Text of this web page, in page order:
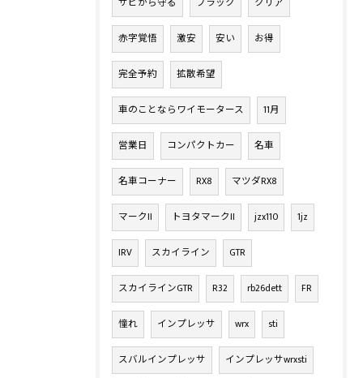
赤字覚悟 激安 安い お得
完全予約 拡散希望
車のことならワイモータース 11月
営業日 コンパクトカー 名車
名車コーナー RX8 マツダRX8
マークII トヨタマークII jzx110 1jz
IRV スカイライン GTR
スカイラインGTR R32 rb26dett FR
憧れ インプレッサ wrx sti
スバルインプレッサ インプレッサwrxsti